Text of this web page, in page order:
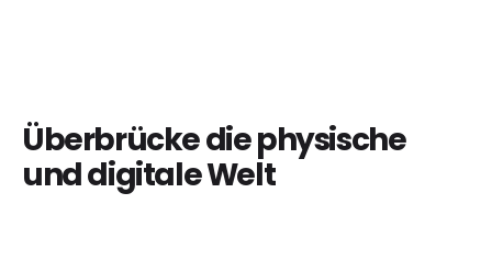
Überbrücke die physische
und digitale Welt